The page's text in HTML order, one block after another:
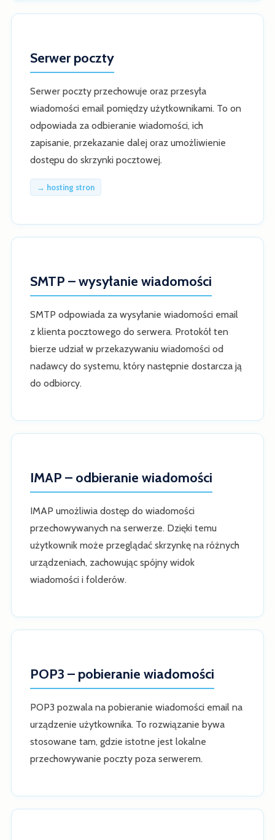
Serwer poczty
Serwer poczty przechowuje oraz przesyła
wiadomości email pomiędzy użytkownikami. To on
odpowiada za odbieranie wiadomości, ich
zapisanie, przekazanie dalej oraz umożliwienie
dostępu do skrzynki pocztowej.
→ hosting stron
SMTP – wysyłanie wiadomości
SMTP odpowiada za wysyłanie wiadomości email
z klienta pocztowego do serwera. Protokół ten
bierze udział w przekazywaniu wiadomości od
nadawcy do systemu, który następnie dostarcza ją
do odbiorcy.
IMAP – odbieranie wiadomości
IMAP umożliwia dostęp do wiadomości
przechowywanych na serwerze. Dzięki temu
użytkownik może przeglądać skrzynkę na różnych
urządzeniach, zachowując spójny widok
wiadomości i folderów.
POP3 – pobieranie wiadomości
POP3 pozwala na pobieranie wiadomości email na
urządzenie użytkownika. To rozwiązanie bywa
stosowane tam, gdzie istotne jest lokalne
przechowywanie poczty poza serwerem.